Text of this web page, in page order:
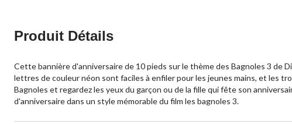
Produit Détails
Cette bannière d'anniversaire de 10 pieds sur le thème des Bagnoles 3 de
lettres de couleur néon sont faciles à enfiler pour les jeunes mains, et les
Bagnoles et regardez les yeux du garçon ou de la fille qui fête son
d'anniversaire dans un style mémorable du film les bagnoles 3.